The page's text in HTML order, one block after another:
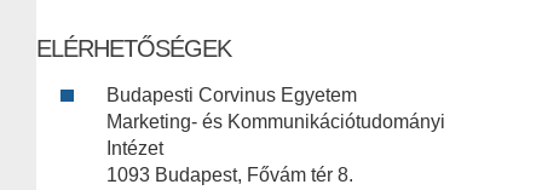
ELÉRHETŐSÉGEK
Budapesti Corvinus Egyetem
Marketing- és Kommunikációtudományi
Intézet
1093 Budapest, Fővám tér 8.